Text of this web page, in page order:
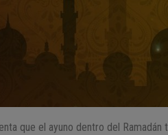
que el ayuno dentro del Ramadán